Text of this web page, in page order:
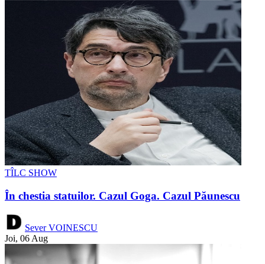
TÎLC SHOW
În chestia statuilor. Cazul Goga. Cazul Păunescu
Sever VOINESCU
Joi, 06 Aug